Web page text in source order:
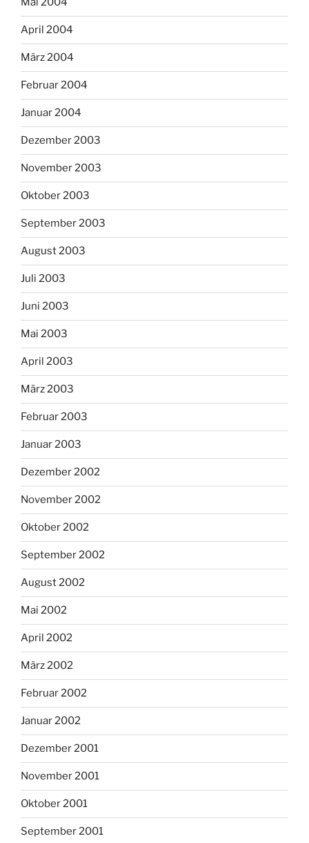
April 2004
März 2004
Februar 2004
Januar 2004
Dezember 2003
November 2003
Oktober 2003
September 2003
August 2003
Juli 2003
Juni 2003
Mai 2003
April 2003
März 2003
Februar 2003
Januar 2003
Dezember 2002
November 2002
Oktober 2002
September 2002
August 2002
Mai 2002
April 2002
März 2002
Februar 2002
Januar 2002
Dezember 2001
November 2001
Oktober 2001
September 2001